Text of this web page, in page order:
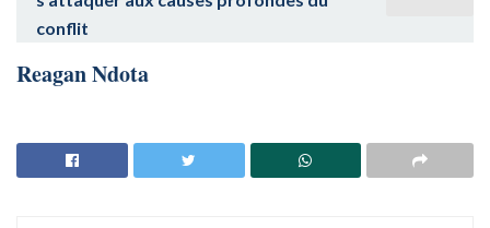
conflit
Reagan Ndota